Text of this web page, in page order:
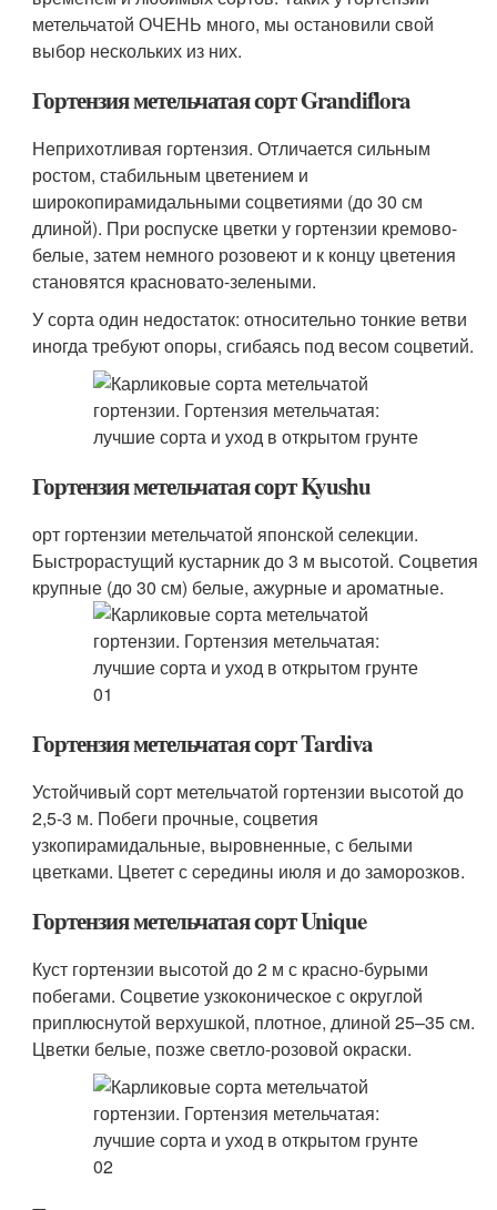
метельчатой ОЧЕНЬ много, мы остановили свой
выбор нескольких из них.
Гортензия метельчатая сорт Grandiflora
Неприхотливая гортензия. Отличается сильным
ростом, стабильным цветением и
широкопирамидальными соцветиями (до 30 см
длиной). При роспуске цветки у гортензии кремово-
белые, затем немного розовеют и к концу цветения
становятся красновато-зелеными.
У сорта один недостаток: относительно тонкие ветви
иногда требуют опоры, сгибаясь под весом соцветий.
Гортензия метельчатая сорт Kyushu
орт гортензии метельчатой японской селекции.
Быстрорастущий кустарник до 3 м высотой. Соцветия
крупные (до 30 см) белые, ажурные и ароматные.
Гортензия метельчатая сорт Tardiva
Устойчивый сорт метельчатой гортензии высотой до
2,5-3 м. Побеги прочные, соцветия
узкопирамидальные, выровненные, с белыми
цветками. Цветет с середины июля и до заморозков.
Гортензия метельчатая сорт Unique
Куст гортензии высотой до 2 м с красно-бурыми
побегами. Соцветие узкоконическое с округлой
приплюснутой верхушкой, плотное, длиной 25–35 см.
Цветки белые, позже светло-розовой окраски.